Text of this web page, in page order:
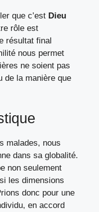
que c’est Dieu
rôle est
résultat final
nous permet
ne soient pas
de la manière que
malades, nous
dans sa globalité.
non seulement
les dimensions
donc pour une
en accord